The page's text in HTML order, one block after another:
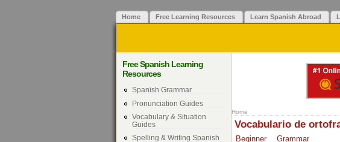
Home Free Learning Resources Learn Spanish Abroad
Free Spanish Learning
Resources
Spanish Grammar
Pronunciation Guides
Vocabulary & Situation
Guides
Spelling & Writing Spanish
Home
Vocabulario de
Beginner Grammar